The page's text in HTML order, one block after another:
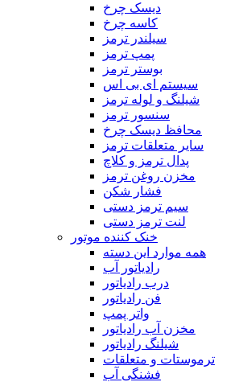
دیسک چرخ
کاسه چرخ
سیلندر ترمز
پمپ ترمز
بوستر ترمز
سیستم ای بی اس
شیلنگ و لوله ترمز
سنسور ترمز
محافظ دیسک چرخ
سایر متعلقات ترمز
پدال ترمز و کلاچ
مخزن روغن ترمز
فشار شکن
سیم ترمز دستی
لنت ترمز دستی
خنک کننده موتور
همه موارد این دسته
رادیاتور آب
درب رادیاتور
فن رادیاتور
واتر پمپ
مخزن آب رادیاتور
شیلنگ‌ رادیاتور
ترموستات و متعلقات
فشنگی آب